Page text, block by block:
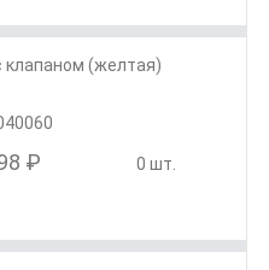
клапаном (желтая)
₽ 0 шт.